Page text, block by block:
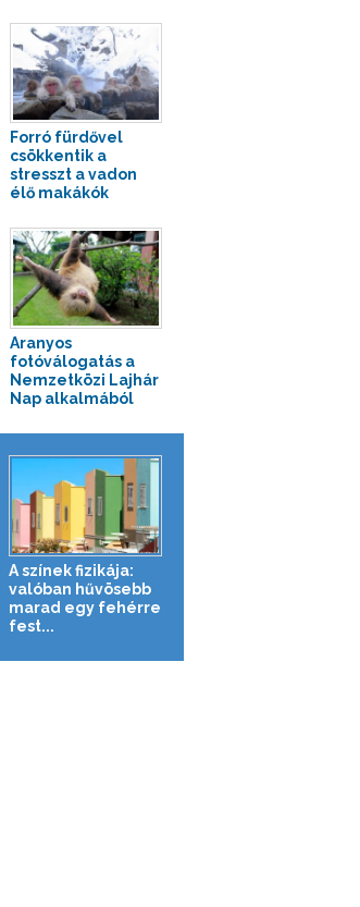
Forró fürdővel
csökkentik a
stresszt a vadon
élő makákók
Aranyos
fotóválogatás a
Nemzetközi Lajhár
Nap alkalmából
A színek fizikája:
valóban hűvösebb
marad egy fehérre
fest...